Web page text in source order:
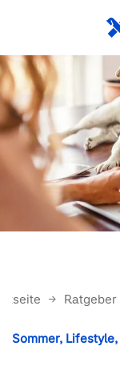
Ratgeber
Sommer Lifestyle